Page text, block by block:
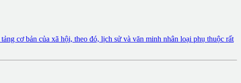
bản của xã hội, theo đó, lịch sử và văn minh nhân loại phụ thuộc rất